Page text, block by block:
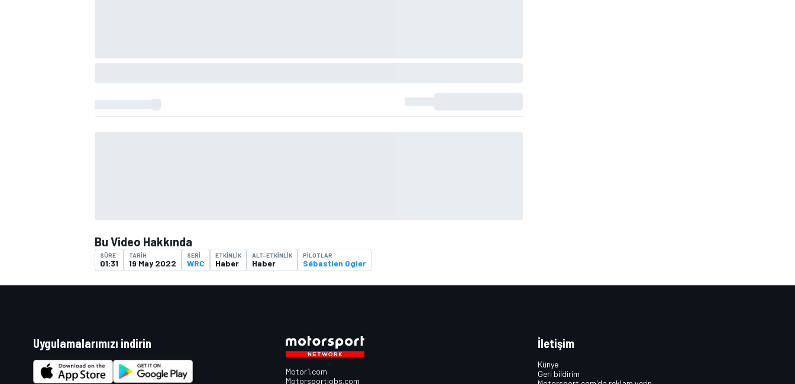
Bu Video Hakkında
SÜRE
01:31
TARIH
19 May 2022
SERI
WRC
ETKINLIK
Haber
ALT-ETKINLIK
Haber
PILOTLAR
Sébastien Ogier
Uygulamalarımızı indirin
Motor1.com
Motorsportjobs.com
İletişim
Künye
Geri bildirim